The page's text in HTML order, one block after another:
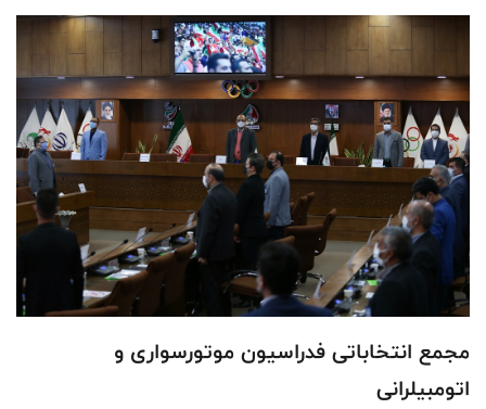
مجمع انتخاباتی فدراسیون موتورسواری و
اتومبیلرانی